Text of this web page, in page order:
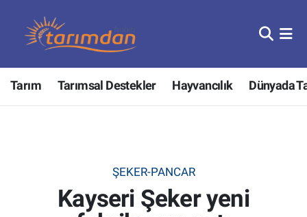
Tarım Tarımsal Destekler Hayvancılık Dünyada
ŞEKER-PANCAR
Kayseri Şeker yeni
Tarım
Hayvancılık
Tarımsal Destekler
Nöbetçi Eczaneler
Hava Durumu
Tüm Manşetler